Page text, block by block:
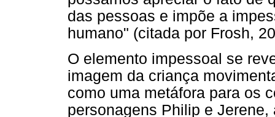
das pessoas e impõe a
humano" (citada por Frosh,
O elemento impessoal se
imagem da criança
como uma metáfora para os
personagens Philip e